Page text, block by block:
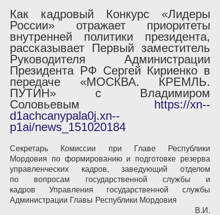
Как кадровый Конкурс «Лидеры
России» отражает приоритеты
внутренней политики президента,
рассказывает Первый заместитель
Руководителя Администрации
Президента РФ Сергей Кириенко в
передаче «МОСКВА. КРЕМЛЬ.
ПУТИН» с Владимиром
Соловьевым https://xn--
d1achcanypala0j.xn--
p1ai/news_151020184
Секретарь Комиссии при Главе Республики
Мордовия по формированию и подготовке резерва
управленческих кадров, заведующий отделом
по вопросам государственной службы и
кадров Управления государственной службы
Администрации Главы Республики Мордовия
В.И.